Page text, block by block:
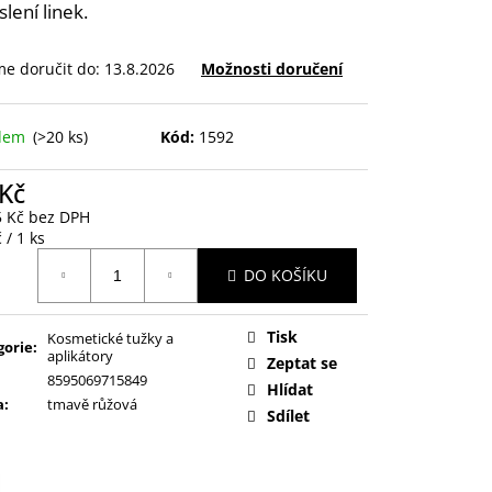
linek.
doručit do: 13.8.2026 Možnosti doručení
(>20 ks) Kód: 1592
Kč bez DPH
/ 1 ks
DO KOŠÍKU
:
Kosmetické tužky a
aplikátory
8595069715849
: tmavě růžová
Tisk
Zeptat se
Hlídat
Sdílet